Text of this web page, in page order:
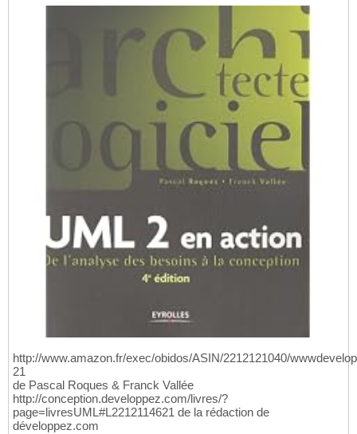
http://www.amazon.fr/exec/obidos/ASIN/2212121040/
21
de Pascal Roques & Franck Vallée
http://conception.developpez.com/livres/?
page=livresUML#L2212114621 de la rédaction de
développez.com